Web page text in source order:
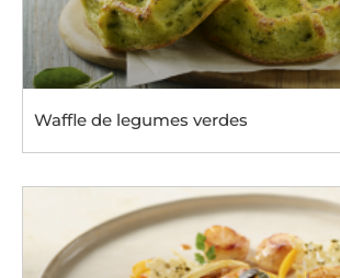
Waffle de legumes verdes